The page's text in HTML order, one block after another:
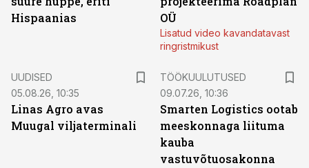
Hispaanias
OÜ
Lisatud video kavandatavast
ringristmikust
UUDISED
05.08.26, 10:35
Linas Agro avas
Muugal viljaterminali
TÖÖKUULUTUSED
09.07.26, 10:36
Smarten Logistics ootab
meeskonnaga liituma
kauba
vastuvõtuosakonna